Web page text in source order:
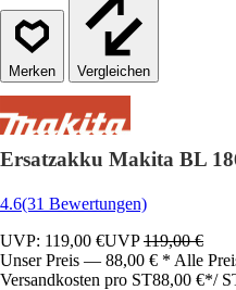
Vergleichen
Ersatzakku Makita BL
4.6(31 Bewertungen)
UVP: 119,00 €UVP119,00 €
Unser Preis — 88,00 € * Alle
Versandkosten pro ST88,00 €*/